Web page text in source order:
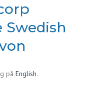
på English.